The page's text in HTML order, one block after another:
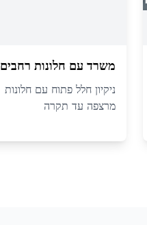
משרד עם חלונות רחבים
ניקיון חלל פתוח עם חלונות
מרצפה עד תקרה